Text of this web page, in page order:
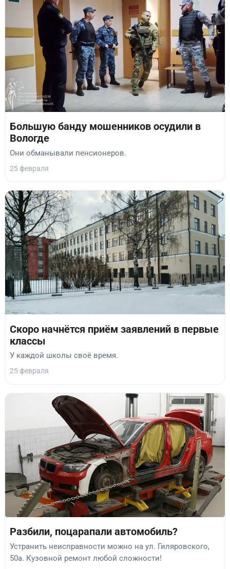
Большую банду мошенников осудили в
Вологде
Они обманывали пенсионеров.
25 февраля
Скоро начнётся приём заявлений в первые
классы
У каждой школы своё время.
25 февраля
Разбили, поцарапали автомобиль?
Устранить неисправности можно на ул. Гиляровского,
50а. Кузовной ремонт любой сложности!